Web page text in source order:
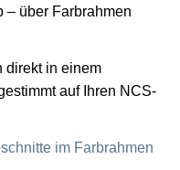
– über Farbrahmen
direkt in einem
auf Ihren NCS-
im Farbrahmen